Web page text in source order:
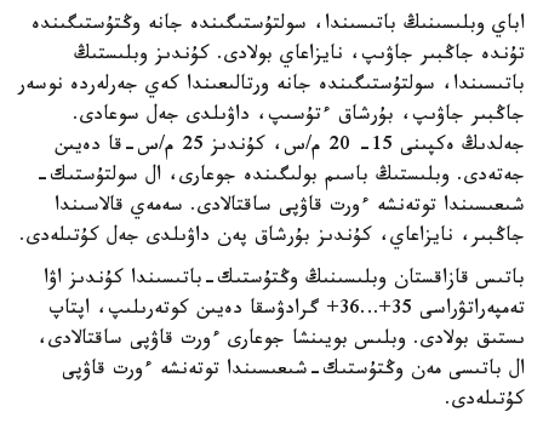
اباي وبلىسىنىڭ باتىسىندا، سولتۇستىگىندە جانە وڭتۇستىگىندە
تۇندە جاڭبىر جاۋىپ، نايزاعاي بولادى. كۇندىز وبلىستىڭ
باتىسىندا، سولتۇستىگىندە جانە ورتالىعىندا كەي جەرلەردە نوسەر
جاڭبىر جاۋىپ، بۇرشاق ءتۇسىپ، داۋىلدى جەل سوعادى.
جەلدىڭ ەكپىنى 15- 20 م/س، كۇندىز 25 م/س-قا دەيىن
جەتەدى. وبلىستىڭ باسىم بولىگىندە جوعارى، ال سولتۇستىك-
شىعىسىندا توتەنشە ءورت قاۋپى ساقتالادى. سەمەي قالاسىندا
جاڭبىر، نايزاعاي، كۇندىز بۇرشاق پەن داۋىلدى جەل كۇتىلەدى.
باتىس قازاقستان وبلىسىنىڭ وڭتۇستىك-باتىسىندا كۇندىز اۋا
تەمپەراتۋراسى 35+…36+ گرادۋسقا دەيىن كوتەرىلىپ، اپتاپ
ىستىق بولادى. وبلىس بويىنشا جوعارى ءورت قاۋپى ساقتالادى،
ال باتىسى مەن وڭتۇستىك-شىعىسىندا توتەنشە ءورت قاۋپى
كۇتىلەدى.